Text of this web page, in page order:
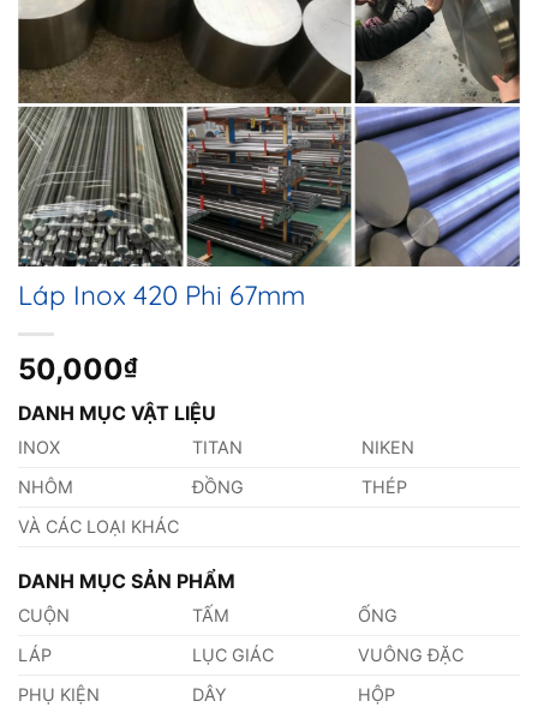
Láp Inox 420 Phi 67mm
50,000₫
DANH MỤC VẬT LIỆU
INOX TITAN
NIKEN
NHÔM
ĐỒNG
THÉP
VÀ CÁC LOẠI KHÁC
DANH MỤC SẢN PHẨM
CUỘN TẤM
ỐNG
LÁP
LỤC GIÁC
VUÔNG ĐẶC
PHỤ KIỆN
DÂY
HỘP